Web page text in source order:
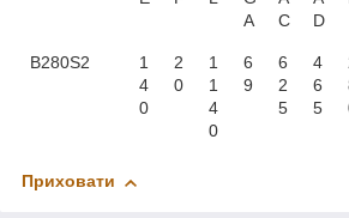
A
C
D
В280Ѕ2
1
4
0
2
0
1
1
4
0
6
9
6
2
5
4
6
5
Приховати